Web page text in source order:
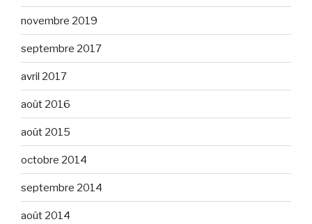
novembre 2019
septembre 2017
avril 2017
août 2016
août 2015
octobre 2014
septembre 2014
août 2014